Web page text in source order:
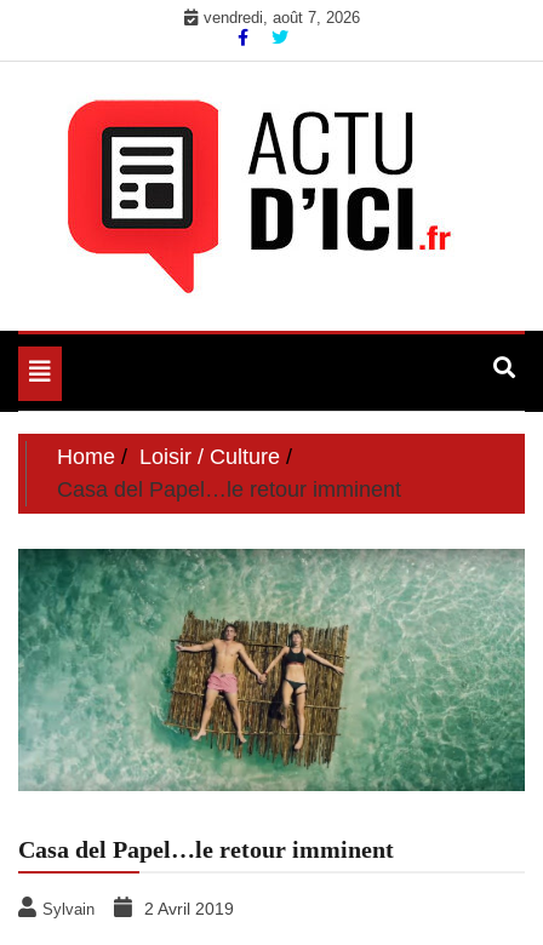
vendredi, août 7, 2026
Actu d'Ici
Toggle
navigation
Home
Loisir / Culture
Casa del Papel…le retour imminent
Casa del Papel…le retour imminent
Sylvain 2 Avril 2019